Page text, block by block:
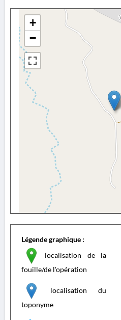
+
−
Légende graphique :
localisation de la
fouille/de l'opération
localisation du
toponyme